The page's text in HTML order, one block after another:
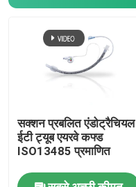
हमसे संपर्क करें
सभी मामलों
एक बोली का अनुरोध
सक्शन प्रबलित एंडोट्रैचियल
ईटी ट्यूब एयरवे कफ्ड
ISO13485 प्रमाणित